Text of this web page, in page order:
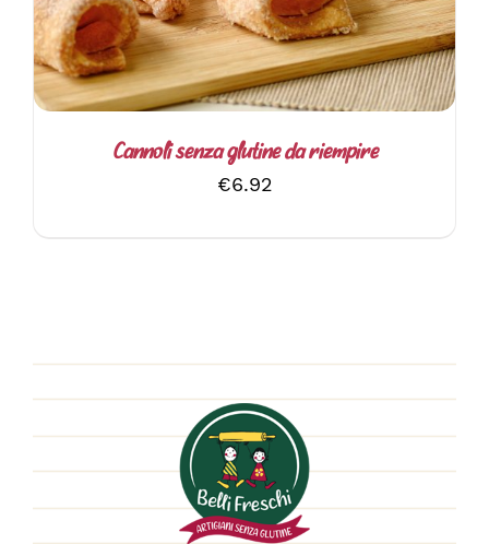
Cannoli senza glutine da riempire
€6.92